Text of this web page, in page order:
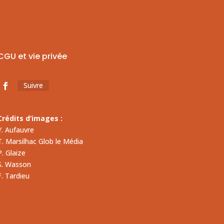
et vie privée
Suivre
d’images :
Aufauvre
Marsilhac Glob le Média
Glaize
Wasson
Tardieu